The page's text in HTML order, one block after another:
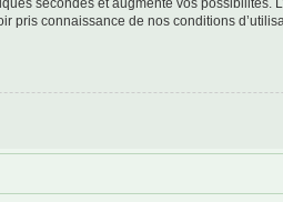
pris connaissance de nos conditions